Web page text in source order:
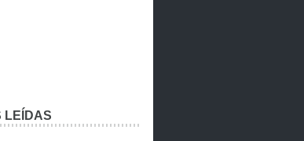
LEÍDAS